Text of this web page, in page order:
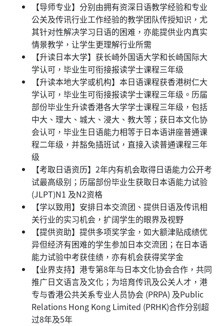
【导师专业】分别由拥有资深日语教学经验和专业
公关及传讯行业工作经验的教学团队传授知识，尤
其针对性解决学习日语的困难，亦能提供业内真实
情景教学，让学生更理解行业所需
【升读日本大学】获长崎外国语大学和长崎国际大
学认可，毕业生可衔接报读学士课程三年级
【升读本地大学或机构】本日语课程获香港树仁大
学认可，毕业生可衔接报读学士课程三年级。历届
部份毕业生升读香港各大学学士课程三年级，包括
中大、理大、城大、浸大、教大等；获日本文化协
会认可，毕业生日语能力相等于日本语讲座普通课
程二年级，并豁免插班试，直接入读普通课程三年
级
【考取日语资历】2年内有机会取得日语能力公开考
试最高级别；历届部份毕业生获取日本语能力试验
(JLPT)N1 及N2资格
【学以致用】安排日本交流团、提供日语及传讯相
关行业的实习机会，扩阔学生的眼界及视野
【提供资助】提供多项奖学金，如大额津贴成绩优
异但经济有困难的学生参加日本交流团；在日本语
能力试验中考获佳绩，亦有机会获得奖学金
【业界支持】港专第8年与日本文化协会合作，共同
推广日文语言及文化；为培育传讯及公关人才，港
专与香港公共关系专业人员协会 (PRPA) 及Public
Relations Hong Kong Limited (PRHK)合作分别超
过8年及5年